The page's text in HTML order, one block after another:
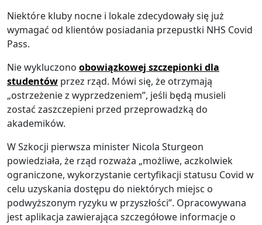
Niektóre kluby nocne i lokale zdecydowały się już
wymagać od klientów posiadania przepustki NHS Covid
Pass.
Nie wykluczono obowiązkowej szczepionki dla
studentów przez rząd. Mówi się, że otrzymają
„ostrzeżenie z wyprzedzeniem”, jeśli będą musieli
zostać zaszczepieni przed przeprowadzką do
akademików.
W Szkocji pierwsza minister Nicola Sturgeon
powiedziała, że rząd rozważa „możliwe, aczkolwiek
ograniczone, wykorzystanie certyfikacji statusu Covid w
celu uzyskania dostępu do niektórych miejsc o
podwyższonym ryzyku w przyszłości”. Opracowywana
jest aplikacja zawierająca szczegółowe informacje o